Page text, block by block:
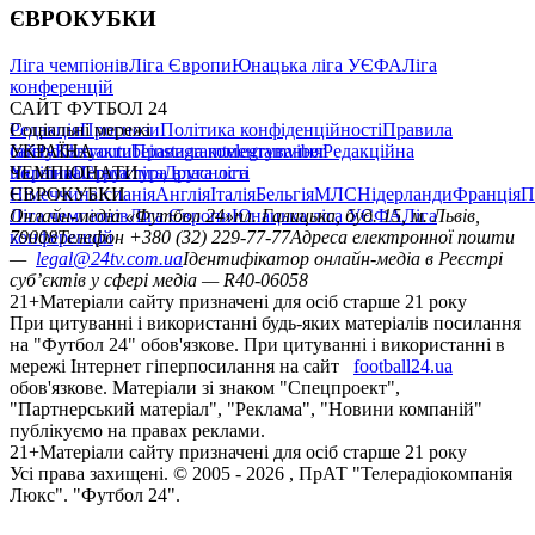
ЄВРОКУБКИ
Ліга чемпіонівЛіга ЄвропиЮнацька ліга УЄФАЛіга
конференцій
САЙТ ФУТБОЛ 24
РедакціяПрогнозиПолітика конфіденційностіПравила
сайтуКонтактиПравила коментуванняРедакційна
політикаСтруктура власності
Соціальні мережі
facebookxyoutubeinstagramtelegramviber
УКРАЇНА
УкраїнаПерша лігаДруга ліга
ЧЕМПІОНАТИ
НімеччинаІспаніяАнгліяІталіяБельгіяМЛСНідерландиФранція
ЄВРОКУБКИ
Ліга чемпіонівЛіга ЄвропиЮнацька ліга УЄФАЛіга
конференцій
Онлайн-медіа «Футбол 24»пл. Галицька, буд. 15, м. Львів,
79008Телефон +380 (32) 229-77-77Адреса електронної пошти
— legal@24tv.com.uaІдентифікатор онлайн-медіа в Реєстрі
суб’єктів у сфері медіа — R40-06058
21+Матеріали сайту призначені для осіб старше 21 року
При цитуванні і використанні будь-яких матеріалів посилання
на "Футбол 24" обов'язкове. При цитуванні і використанні в
мережі Інтернет гіперпосилання на сайт
football24.ua
обов'язкове. Матеріали зі знаком "Спецпроект",
"Партнерський матеріал", "Реклама", "Новини компаній"
публікуємо на правах реклами.
21+Матеріали сайту призначені для осіб старше 21 року
Усi права захищенi. © 2005 - 2026 , ПрАТ "Телерадіокомпанія
Люкс". "Футбол 24".